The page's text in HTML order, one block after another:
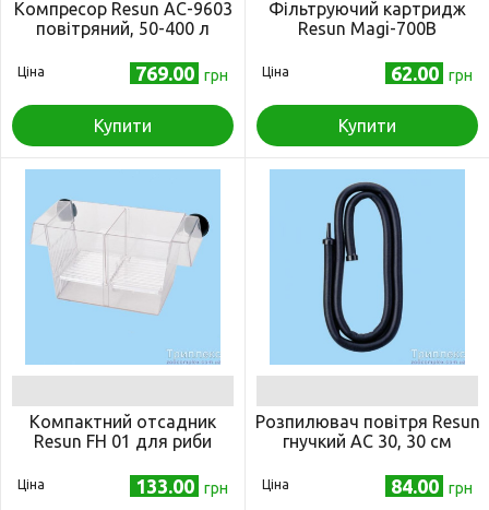
Компресор Resun AC-9603
повітряний, 50-400 л
Ціна 769.00 грн
Купити
Фільтруючий картридж
Resun Magi-700B
Ціна 62.00 грн
Купити
Компактний отсадник
Resun FH 01 для риби
Ціна 133.00 грн
Розпилювач повітря Resun
гнучкий AC 30, 30 см
Ціна 84.00 грн